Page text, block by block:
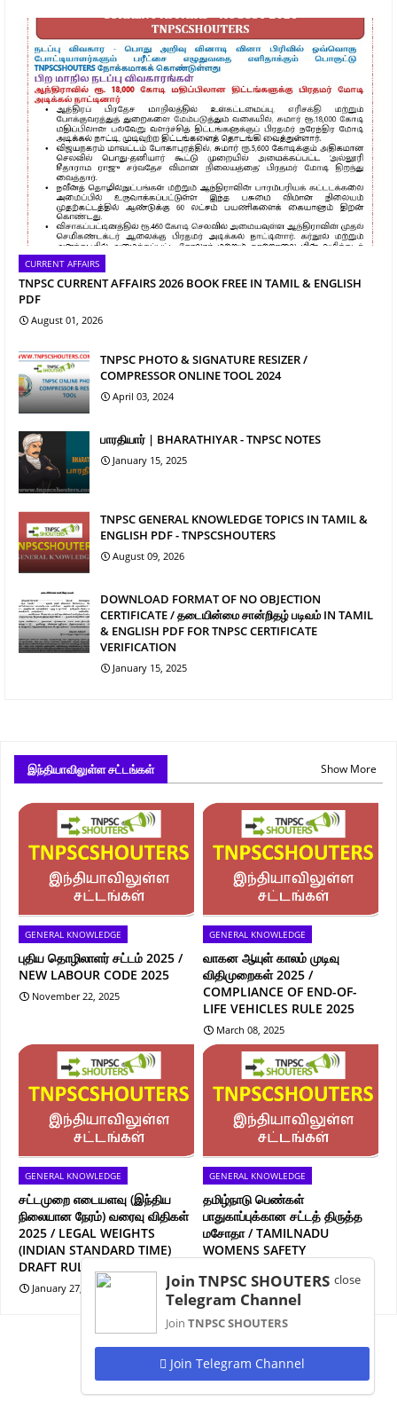
CURRENT AFFAIRS
TNPSC CURRENT AFFAIRS 2026 BOOK FREE IN TAMIL & ENGLISH
PDF
August 01, 2026
TNPSC PHOTO & SIGNATURE RESIZER /
COMPRESSOR ONLINE TOOL 2024
April 03, 2024
பாரதியார் | BHARATHIYAR - TNPSC NOTES
January 15, 2025
TNPSC GENERAL KNOWLEDGE TOPICS IN TAMIL &
ENGLISH PDF - TNPSCSHOUTERS
August 09, 2026
DOWNLOAD FORMAT OF NO OBJECTION
CERTIFICATE / தடையின்மை சான்றிதழ் படிவம் IN TAMIL
& ENGLISH PDF FOR TNPSC CERTIFICATE
VERIFICATION
January 15, 2025
இந்தியாவிலுள்ள சட்டங்கள் Show More
GENERAL KNOWLEDGE
புதிய தொழிலாளர் சட்டம் 2025 /
NEW LABOUR CODE 2025
November 22, 2025
GENERAL KNOWLEDGE
வாகன ஆயுள் காலம் முடிவு
விதிமுறைகள் 2025 /
COMPLIANCE OF END-OF-
LIFE VEHICLES RULE 2025
March 08, 2025
GENERAL KNOWLEDGE
சட்டமுறை எடையளவு (இந்திய
நிலையான நேரம்) வரைவு விதிகள்
2025 / LEGAL WEIGHTS
(INDIAN STANDARD TIME)
DRAFT RULES 2025
January 27, 2025
GENERAL KNOWLEDGE
தமிழ்நாடு பெண்கள்
பாதுகாப்புக்கான சட்டத் திருத்த
மசோதா / TAMILNADU
WOMENS SAFETY
January 19, 2025
close
Join TNPSC SHOUTERS
Telegram Channel
Join TNPSC SHOUTERS
Join Telegram Channel